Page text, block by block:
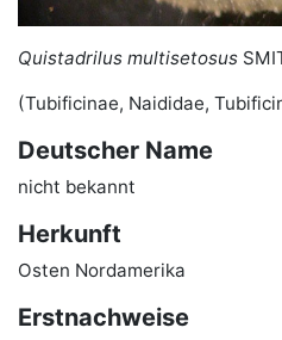
Quistadrilus multisetosus
(Tubificinae, Naididae,
Deutscher Name
nicht bekannt
Herkunft
Osten Nordamerika
Erstnachweise